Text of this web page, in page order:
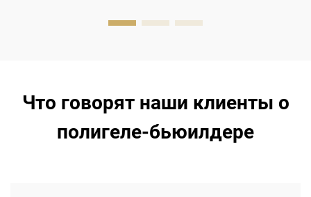
Что говорят наши клиенты о
полигеле-бьюилдере